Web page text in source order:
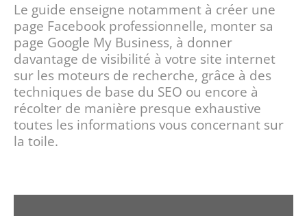
Le guide enseigne notamment à créer une
page Facebook professionnelle, monter sa
page Google My Business, à donner
davantage de visibilité à votre site internet
sur les moteurs de recherche, grâce à des
techniques de base du SEO ou encore à
récolter de manière presque exhaustive
toutes les informations vous concernant sur
la toile.